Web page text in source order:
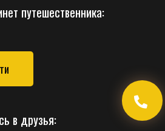
путешественника:
в друзья: